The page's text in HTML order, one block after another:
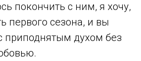
покончить с ним, я хочу,
первого сезона, и вы
приподнятым духом без